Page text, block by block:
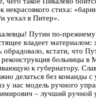
некрасовкого стиха:
уехал в Питер».
Путин по-
владеет материалом:
обрадовало, кстати, что
реконструкция больницы в
к губернатору.
делаться без команды с
у нас модель ручного
– лучший ручной